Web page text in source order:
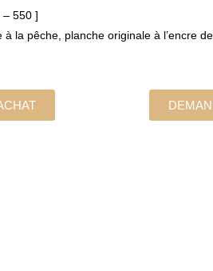
– 550 ]
à la pêche, planche originale à l’encre